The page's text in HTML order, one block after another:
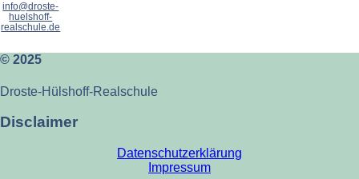
info@droste-
huelshoff-
realschule.de
© 2025
Droste-Hülshoff-Realschule
Disclaimer
Datenschutzerklärung
Impressum